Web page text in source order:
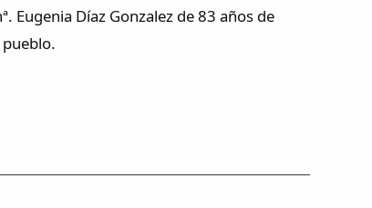
Eugenia Díaz Gonzalez de 83 años de